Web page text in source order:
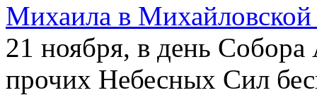
Михаила в
21 ноября, в день
прочих Небесных Сил